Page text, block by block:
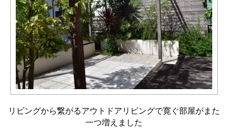
リビングから繋がるアウトドアリビングで寛ぐ部屋がまた
一つ増えました